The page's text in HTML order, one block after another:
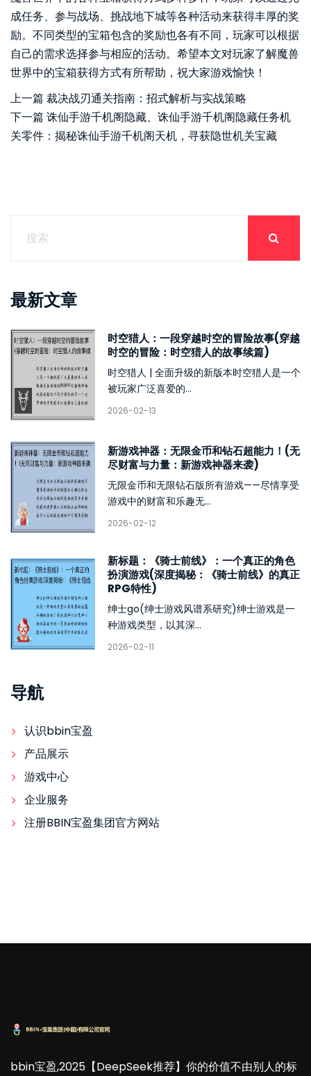
成任务、参与战场、挑战地下城等各种活动来获得丰厚的奖
励。不同类型的宝箱包含的奖励也各有不同，玩家可以根据
自己的需求选择参与相应的活动。希望本文对玩家了解魔兽
世界中的宝箱获得方式有所帮助，祝大家游戏愉快！
上一篇 裁决战刃通关指南：招式解析与实战策略
下一篇 诛仙手游千机阁隐藏、诛仙手游千机阁隐藏任务机
关零件：揭秘诛仙手游千机阁天机，寻获隐世机关宝藏
最新文章
时空猎人：一段穿越时空的冒险故事(穿越
时空的冒险：时空猎人的故事续篇)
时空猎人 | 全面升级的新版本时空猎人是一个
被玩家广泛喜爱的...
2026-02-13
新游戏神器：无限金币和钻石超能力！(无
尽财富与力量：新游戏神器来袭)
无限金币和无限钻石版所有游戏——尽情享受
游戏中的财富和乐趣无...
2026-02-12
新标题：《骑士前线》：一个真正的角色
扮演游戏(深度揭秘：《骑士前线》的真正
RPG特性)
绅士go(绅士游戏风谱系研究)绅士游戏是一
种游戏类型，以其深...
2026-02-11
导航
认识bbin宝盈
产品展示
游戏中心
企业服务
注册BBIN宝盈集团官方网站
bbin宝盈,2025【DeepSeek推荐】你的价值不由别人的标